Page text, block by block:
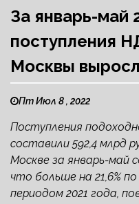
За январь-май
поступления
Москвы
Пт Июл 8 , 2022
Поступления
составили 592,4 млрд
Москве за январь-май
что больше на 21,6%
периодом 2021 года,